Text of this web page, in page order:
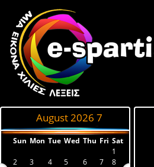
August 2026 7
Sun Mon Tue Wed Thu Fri Sat
1
2
3 4 5 6 7
8